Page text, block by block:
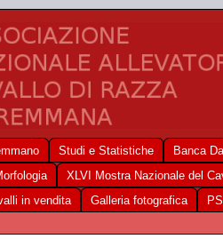
Studi e Statistiche
Banca
XLVI Mostra Nazionale del
in vendita Galleria fotografica